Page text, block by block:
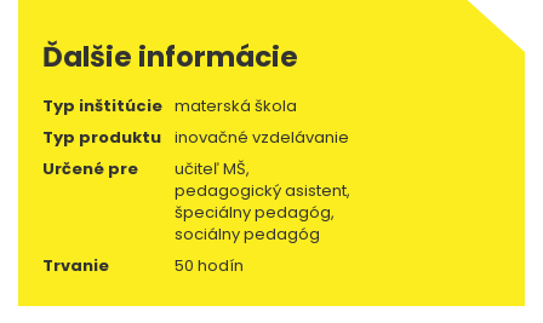
Ďalšie informácie
Typ inštitúcie materská škola
Typ produktu inovačné vzdelávanie
Určené pre
učiteľ MŠ,
pedagogický asistent,
špeciálny pedagóg,
sociálny pedagóg
Trvanie
50 hodín